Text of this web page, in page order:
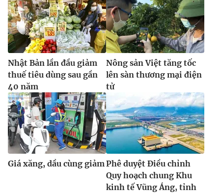
Nhật Bản lần đầu giảm
thuế tiêu dùng sau gần
40 năm
Nông sản Việt tăng tốc
lên sàn thương mại điện
tử
Giá xăng, dầu cùng giảm Phê duyệt Điều chỉnh
Quy hoạch chung Khu
kinh tế Vũng Áng, tỉnh